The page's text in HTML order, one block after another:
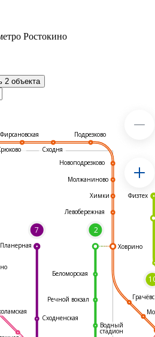
Ростокино
2 объекта
7 2
Фирсановская
Сходня
Подрезково
Новоподрезково
Молжаниново
Химки
Левобережная
Ховрино
Водный
стадион
Сходненская
Планерная
Физтех
Речной вокзал
Беломорская